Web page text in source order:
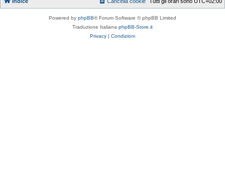
Powered by phpBB® Forum Software © phpBB Limited
Traduzione Italiana phpBB-Store.it
Privacy | Condizioni